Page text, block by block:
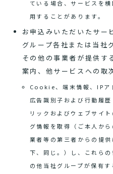
ている場合、サービスを
用することがあります。
お申込みいただいたサー
グループ各社または当社
その他の事業者が提供す
案内、他サービスへの取
Cookie、端末情報、IPア
広告識別子および行動履
リックおよびウェブサイ
グ情報を取得（ご本人か
業者等の第三者からの提
下、同じ。）し、これら
の他当社グループが保有